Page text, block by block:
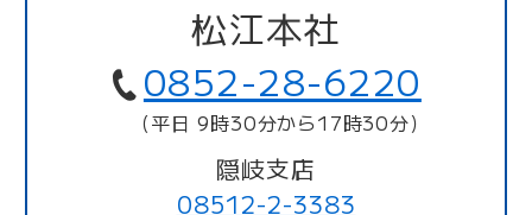
松江本社
0852-28-6220
（平日 9時30分から17時30分）
隠岐支店
08512-2-3383